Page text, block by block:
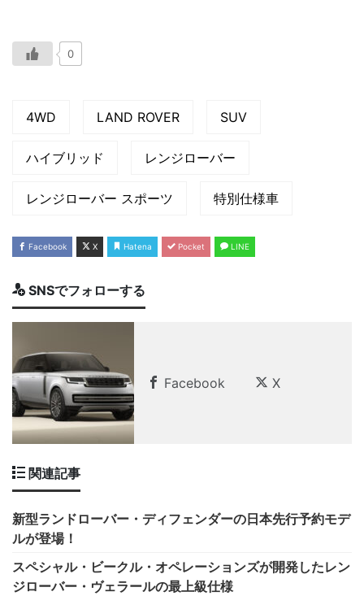
0
4WD LAND ROVER SUV
ハイブリッド レンジローバー
レンジローバー スポーツ 特別仕様車
Facebook X Hatena Pocket LINE
SNSでフォローする
Facebook X
関連記事
新型ランドローバー・ディフェンダーの日本先行予約モデ
ルが登場！
スペシャル・ビークル・オペレーションズが開発したレン
ジローバー・ヴェラールの最上級仕様